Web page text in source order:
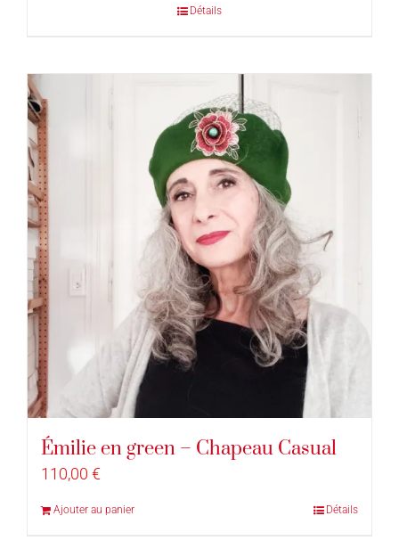
Détails
Émilie en green – Chapeau Casual
110,00 €
Ajouter au panier Détails